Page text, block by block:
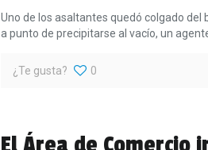
Uno de los asaltantes quedó colgado del
a punto de precipitarse al vacío, un
¿Te gusta? 0